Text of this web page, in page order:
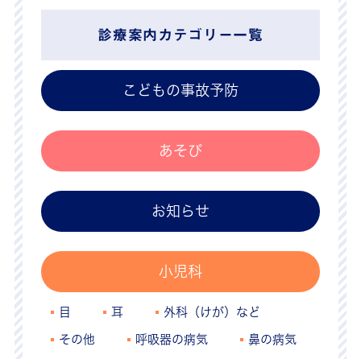
診療案内カテゴリー一覧
こどもの事故予防
あそび
お知らせ
小児科
目 耳 外科（けが）など
その他 呼吸器の病気 鼻の病気